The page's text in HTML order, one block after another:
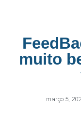
muito
março 5,